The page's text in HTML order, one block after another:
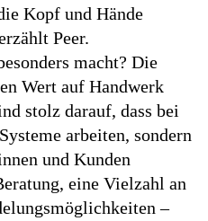
Kopf und Hände
Peer.
macht? Die
Wert auf Handwerk
stolz darauf, dass bei
arbeiten, sondern
und Kunden
eine Vielzahl an
–